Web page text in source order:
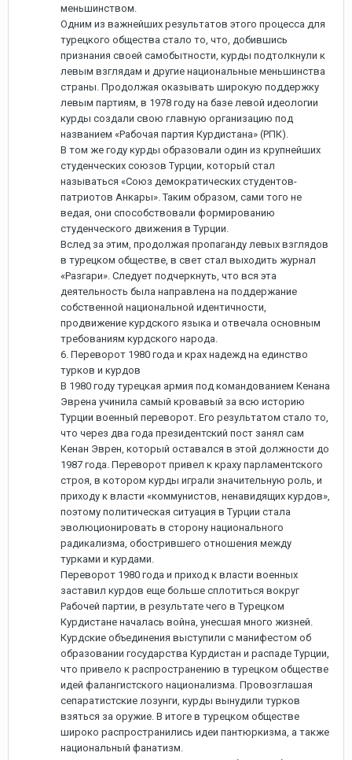
меньшинством.
Одним из важнейших результатов этого процесса для
турецкого общества стало то, что, добившись
признания своей самобытности, курды подтолкнули к
левым взглядам и другие национальные меньшинства
страны. Продолжая оказывать широкую поддержку
левым партиям, в 1978 году на базе левой идеологии
курды создали свою главную организацию под
названием «Рабочая партия Курдистана» (РПК).
В том же году курды образовали один из крупнейших
студенческих союзов Турции, который стал
называться «Союз демократических студентов-
патриотов Анкары». Таким образом, сами того не
ведая, они способствовали формированию
студенческого движения в Турции.
Вслед за этим, продолжая пропаганду левых взглядов
в турецком обществе, в свет стал выходить журнал
«Разгари». Следует подчеркнуть, что вся эта
деятельность была направлена на поддержание
собственной национальной идентичности,
продвижение курдского языка и отвечала основным
требованиям курдского народа.
6. Переворот 1980 года и крах надежд на единство
турков и курдов
В 1980 году турецкая армия под командованием Кенана
Эврена учинила самый кровавый за всю историю
Турции военный переворот. Его результатом стало то,
что через два года президентский пост занял сам
Кенан Эврен, который оставался в этой должности до
1987 года. Переворот привел к краху парламентского
строя, в котором курды играли значительную роль, и
приходу к власти «коммунистов, ненавидящих курдов»,
поэтому политическая ситуация в Турции стала
эволюционировать в сторону национального
радикализма, обострившего отношения между
турками и курдами.
Переворот 1980 года и приход к власти военных
заставил курдов еще больше сплотиться вокруг
Рабочей партии, в результате чего в Турецком
Курдистане началась война, унесшая много жизней.
Курдские объединения выступили с манифестом об
образовании государства Курдистан и распаде Турции,
что привело к распространению в турецком обществе
идей фалангистского национализма. Провозглашая
сепаратистские лозунги, курды вынудили турков
взяться за оружие. В итоге в турецком обществе
широко распространились идеи пантюркизма, а также
национальный фанатизм.